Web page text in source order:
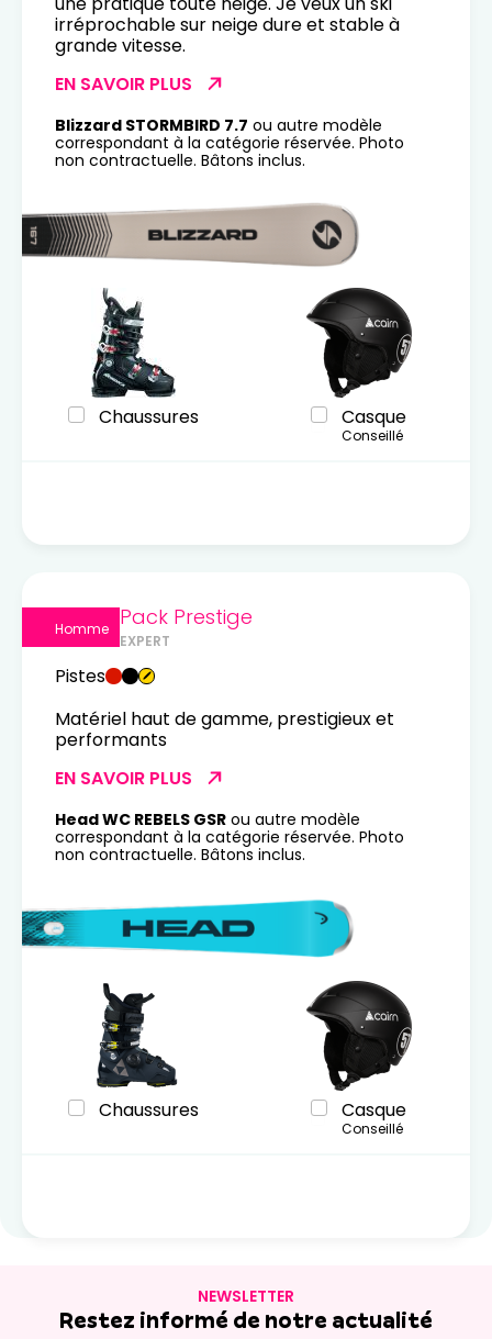
irréprochable sur neige dure et stable à
grande vitesse.
EN SAVOIR PLUS
Blizzard STORMBIRD 7.7 ou autre modèle
correspondant à la catégorie réservée. Photo
non contractuelle. Bâtons inclus.
Chaussures Casque
Conseillé
Homme Pack Prestige
EXPERT
Pistes
Matériel haut de gamme, prestigieux et
performants
EN SAVOIR PLUS
Head WC REBELS GSR ou autre modèle
correspondant à la catégorie réservée. Photo
non contractuelle. Bâtons inclus.
Chaussures Casque
Conseillé
NEWSLETTER
Restez informé de notre actualité